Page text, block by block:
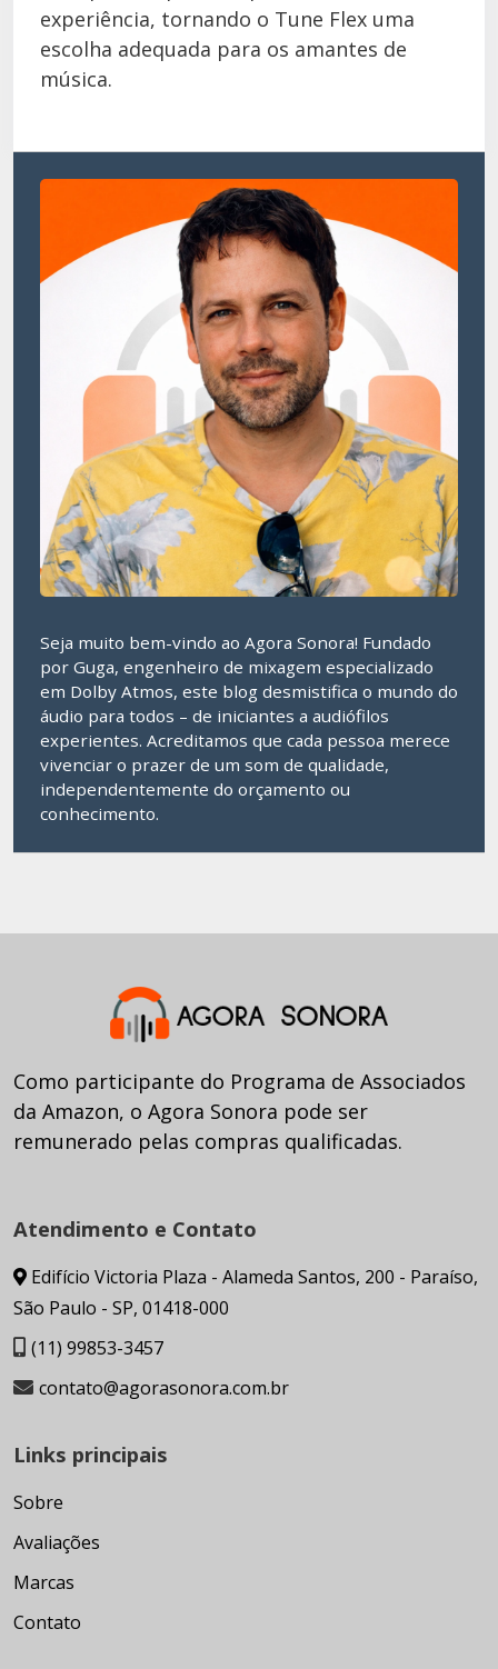
experiência, tornando o Tune Flex uma
escolha adequada para os amantes de
música.
Seja muito bem-vindo ao Agora Sonora! Fundado
por Guga, engenheiro de mixagem especializado
em Dolby Atmos, este blog desmistifica o mundo do
áudio para todos – de iniciantes a audiófilos
experientes. Acreditamos que cada pessoa merece
vivenciar o prazer de um som de qualidade,
independentemente do orçamento ou
conhecimento.
Como participante do Programa de Associados
da Amazon, o Agora Sonora pode ser
remunerado pelas compras qualificadas.
Atendimento e Contato
Edifício Victoria Plaza - Alameda Santos, 200 - Paraíso,
São Paulo - SP, 01418-000
(11) 99853-3457
contato@agorasonora.com.br
Links principais
Sobre
Avaliações
Marcas
Contato